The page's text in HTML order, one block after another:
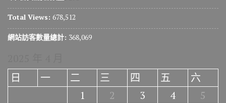
Total Views: 678,512
網站訪客數量總計: 368,069
日
一 二 三 四 五
六
1
2 3 4
5